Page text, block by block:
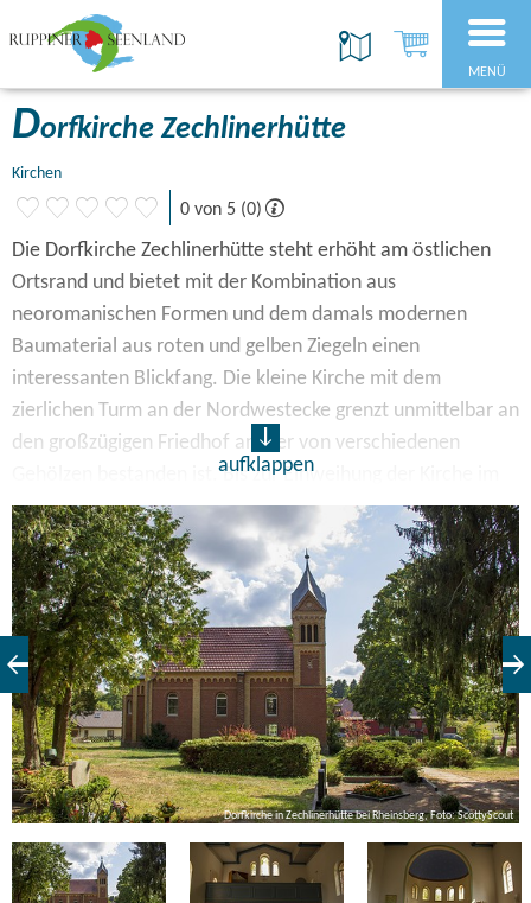
MENÜ
Dorfkirche Zechlinerhütte
Kirchen
0 von 5 (0)
Die Dorfkirche Zechlinerhütte steht erhöht am östlichen
Ortsrand und bietet mit der Kombination aus
neoromanischen Formen und dem damals modernen
Baumaterial aus roten und gelben Ziegeln einen
interessanten Blickfang. Die kleine Kirche mit dem
zierlichen Turm an der Nordwestecke grenzt unmittelbar an
den großzügigen Friedhof an, der von verschiedenen
Gehölzen bestanden ist. Bis zur Einweihung der Kirche im
Jahr 1881 fanden die Gottesdienste in einem kleinen
Betsaal auf dem Dachboden über der Glashütte statt. Eine
Spende der Frau Leutnant Riedel ermöglichte den
Kirchenneubau.
aufklappen
Dorfkirche in Zechlinerhütte bei Rheinsberg, Foto: ScottyScout